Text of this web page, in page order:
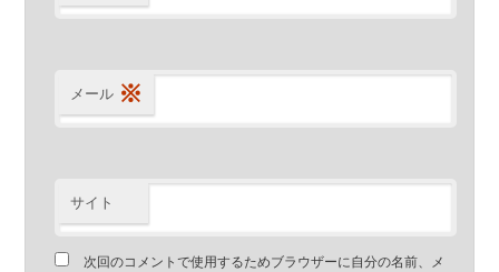
メール ※
サイト
次回のコメントで使用するためブラウザーに自分の名前、メ